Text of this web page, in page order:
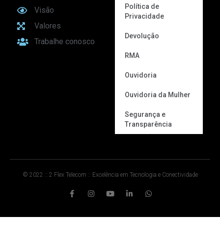
Visão
Valores
Trabalhe conosco
Política de
Privacidade
Devolução
RMA
Ouvidoria
Ouvidoria da Mulher
Segurança e
Transparência
© 2022 :: 2 Flex Telecom :: Excelência em Tecnologia e Conectividade